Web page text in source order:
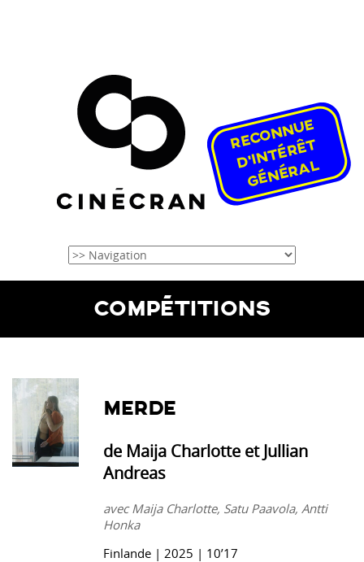
COMPÉTITIONS
MERDE
de Maija Charlotte et Jullian
Andreas
avec Maija Charlotte, Satu Paavola, Antti
Honka
Finlande | 2025 | 10’17